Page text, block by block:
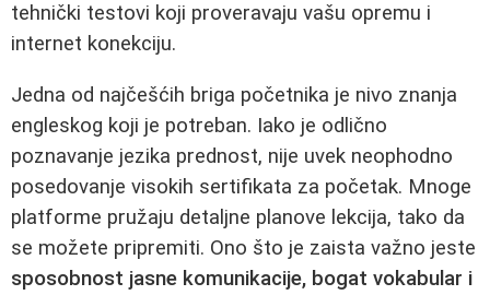
tehnički testovi koji proveravaju vašu opremu i
internet konekciju.
Jedna od najčešćih briga početnika je nivo znanja
engleskog koji je potreban. Iako je odlično
poznavanje jezika prednost, nije uvek neophodno
posedovanje visokih sertifikata za početak. Mnoge
platforme pružaju detaljne planove lekcija, tako da
se možete pripremiti. Ono što je zaista važno jeste
sposobnost jasne komunikacije, bogat vokabular i